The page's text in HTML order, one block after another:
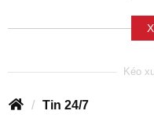
Tin 24/7